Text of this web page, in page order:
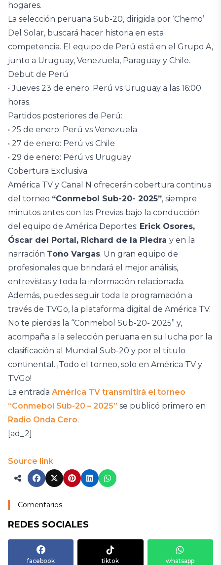
hogares.
La selección peruana Sub-20, dirigida por ‘Chemo’
Del Solar, buscará hacer historia en esta
competencia. El equipo de Perú está en el Grupo A,
junto a Uruguay, Venezuela, Paraguay y Chile.
Debut de Perú
• Jueves 23 de enero: Perú vs Uruguay a las 16:00
horas.
Partidos posteriores de Perú:
• 25 de enero: Perú vs Venezuela
• 27 de enero: Perú vs Chile
• 29 de enero: Perú vs Uruguay
Cobertura Exclusiva
América TV y Canal N ofrecerán cobertura continua
del torneo “Conmebol Sub-20- 2025”, siempre
minutos antes con las Previas bajo la conducción
del equipo de América Deportes: Erick Osores,
Óscar del Portal, Richard de la Piedra y en la
narración Toño Vargas. Un gran equipo de
profesionales que brindará el mejor análisis,
entrevistas y toda la información relacionada.
Además, puedes seguir toda la programación a
través de TVGo, la plataforma digital de América TV.
No te pierdas la “Conmebol Sub-20- 2025” y,
acompaña a la selección peruana en su lucha por la
clasificación al Mundial Sub-20 y por el título
continental. ¡Todo el torneo, solo en América TV y
TVGo!
La entrada América TV transmitirá el torneo
“Conmebol Sub-20 – 2025” se publicó primero en
Radio Onda Cero.
[ad_2]
Source link
Comentarios
REDES SOCIALES
facebook tiktok whatsapp